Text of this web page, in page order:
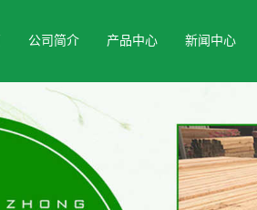
公司简介 产品中心 新闻中心